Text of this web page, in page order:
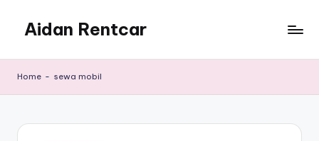
content
Aidan Rentcar
Murah
Home - sewa mobil